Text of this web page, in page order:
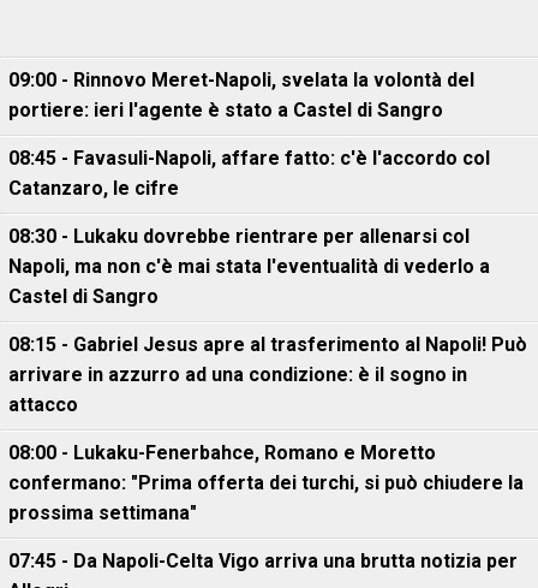
09:00 - Rinnovo Meret-Napoli, svelata la volontà del
portiere: ieri l'agente è stato a Castel di Sangro
08:45 - Favasuli-Napoli, affare fatto: c'è l'accordo col
Catanzaro, le cifre
08:30 - Lukaku dovrebbe rientrare per allenarsi col
Napoli, ma non c'è mai stata l'eventualità di vederlo a
Castel di Sangro
08:15 - Gabriel Jesus apre al trasferimento al Napoli! Può
arrivare in azzurro ad una condizione: è il sogno in
attacco
08:00 - Lukaku-Fenerbahce, Romano e Moretto
confermano: "Prima offerta dei turchi, si può chiudere la
prossima settimana"
07:45 - Da Napoli-Celta Vigo arriva una brutta notizia per